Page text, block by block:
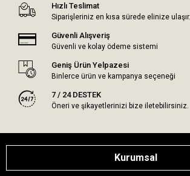
Hızlı Teslimat
Siparişleriniz en kısa sürede elinize ulaşır.
Güvenli Alışveriş
Güvenli ve kolay ödeme sistemi
Geniş Ürün Yelpazesi
Binlerce ürün ve kampanya seçeneği
7 / 24 DESTEK
Öneri ve şikayetlerinizi bize iletebilirsiniz.
Kurumsal